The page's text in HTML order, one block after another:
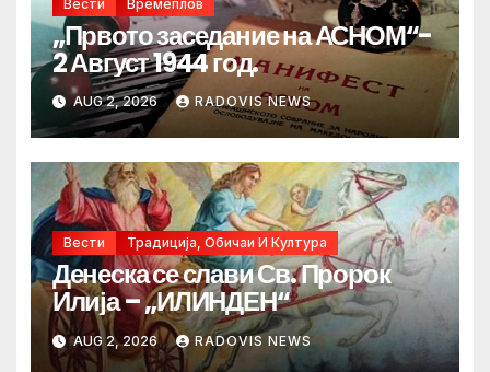
Вести Времеплов
„Првото заседание на АСНОМ“-
2 Август 1944 год.
AUG 2, 2026 RADOVIS NEWS
Вести Традиција, Обичаи И Култура
Денеска се слави Св. Пророк
Илија – „ИЛИНДЕН“
AUG 2, 2026 RADOVIS NEWS